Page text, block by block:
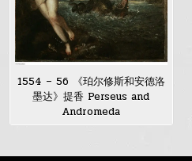
1554 – 56 《珀尔修斯和安德洛
墨达》提香 Perseus and
Andromeda